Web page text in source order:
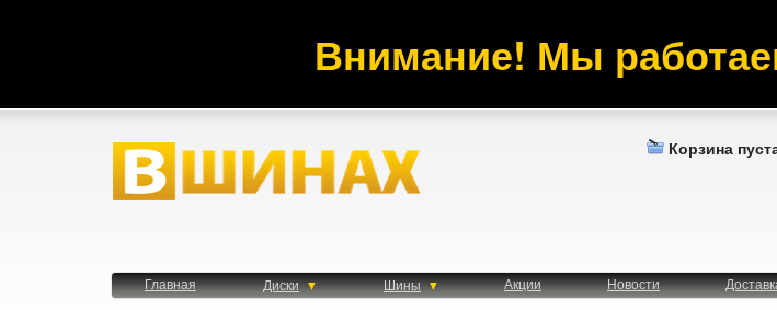
Внимание! Мы
Корзина
Главная Диски Шины Акции Новости